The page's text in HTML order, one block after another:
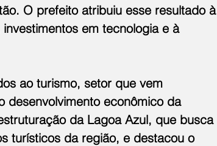
O prefeito atribuiu esse resultado à
em tecnologia e à
ao turismo, setor que vem
desenvolvimento econômico da
da Lagoa Azul, que busca
turísticos da região, e destacou o